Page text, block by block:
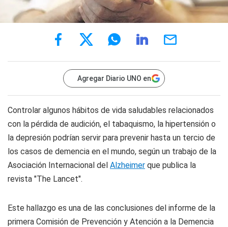
Agregar Diario UNO en
Controlar algunos hábitos de vida saludables relacionados
con la pérdida de audición, el tabaquismo, la hipertensión o
la depresión podrían servir para prevenir hasta un tercio de
los casos de demencia en el mundo, según un trabajo de la
Asociación Internacional del Alzheimer que publica la
revista "The Lancet".
Este hallazgo es una de las conclusiones del informe de la
primera Comisión de Prevención y Atención a la Demencia